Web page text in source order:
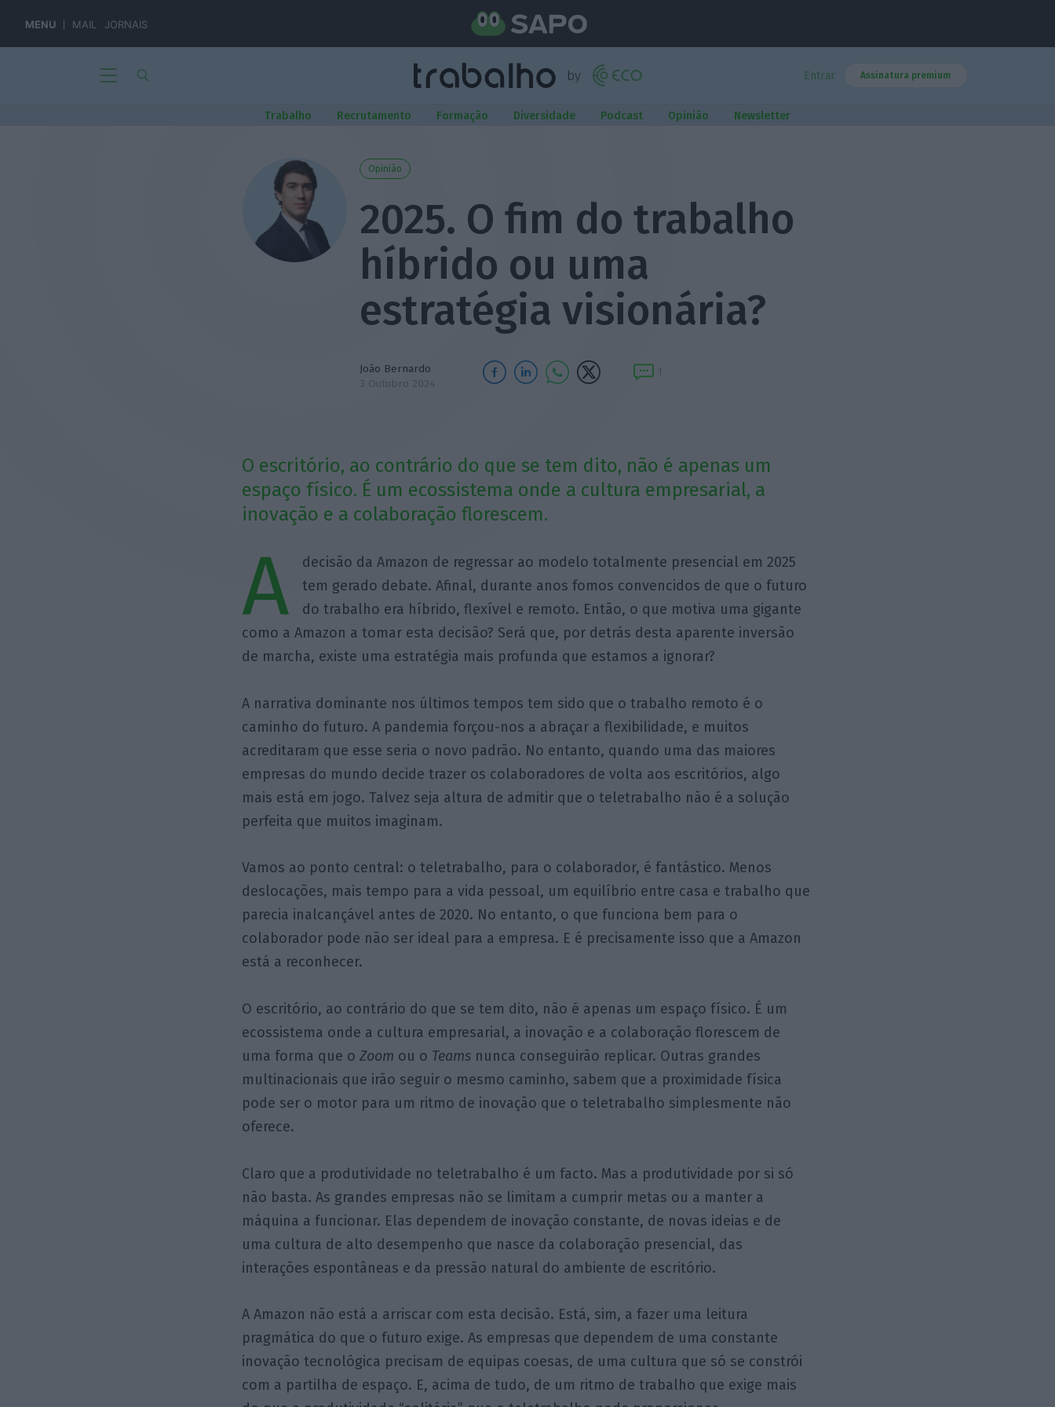
MENU MAIL JORNAIS
Entrar Assinatura premium
Trabalho Recrutamento Formação Diversidade Podcast Opinião Newsletter
Opinião
2025. O fim do trabalho
híbrido ou uma
estratégia visionária?
João Bernardo
3 Outubro 2024
1
O escritório, ao contrário do que se tem dito, não é apenas um
espaço físico. É um ecossistema onde a cultura empresarial, a
inovação e a colaboração florescem.
A
decisão da Amazon de regressar ao modelo totalmente presencial em 2025
tem gerado debate. Afinal, durante anos fomos convencidos de que o futuro
do trabalho era híbrido, flexível e remoto. Então, o que motiva uma gigante
como a Amazon a tomar esta decisão? Será que, por detrás desta aparente inversão
de marcha, existe uma estratégia mais profunda que estamos a ignorar?
A narrativa dominante nos últimos tempos tem sido que o trabalho remoto é o
caminho do futuro. A pandemia forçou-nos a abraçar a flexibilidade, e muitos
acreditaram que esse seria o novo padrão. No entanto, quando uma das maiores
empresas do mundo decide trazer os colaboradores de volta aos escritórios, algo
mais está em jogo. Talvez seja altura de admitir que o teletrabalho não é a solução
perfeita que muitos imaginam.
Vamos ao ponto central: o teletrabalho, para o colaborador, é fantástico. Menos
deslocações, mais tempo para a vida pessoal, um equilíbrio entre casa e trabalho que
parecia inalcançável antes de 2020. No entanto, o que funciona bem para o
colaborador pode não ser ideal para a empresa. E é precisamente isso que a Amazon
está a reconhecer.
O escritório, ao contrário do que se tem dito, não é apenas um espaço físico. É um
ecossistema onde a cultura empresarial, a inovação e a colaboração florescem de
uma forma que oZoom ou o Teams nunca conseguirão replicar. Outras grandes
multinacionais que irão seguir o mesmo caminho, sabem que a proximidade física
pode ser o motor para um ritmo de inovação que o teletrabalho simplesmente não
oferece.
Claro que a produtividade no teletrabalho é um facto. Mas a produtividade por si só
não basta. As grandes empresas não se limitam a cumprir metas ou a manter a
máquina a funcionar. Elas dependem de inovação constante, de novas ideias e de
uma cultura de alto desempenho que nasce da colaboração presencial, das
interações espontâneas e da pressão natural do ambiente de escritório.
A Amazon não está a arriscar com esta decisão. Está, sim, a fazer uma leitura
pragmática do que o futuro exige. As empresas que dependem de uma constante
inovação tecnológica precisam de equipas coesas, de uma cultura que só se constrói
com a partilha de espaço. E, acima de tudo, de um ritmo de trabalho que exige mais